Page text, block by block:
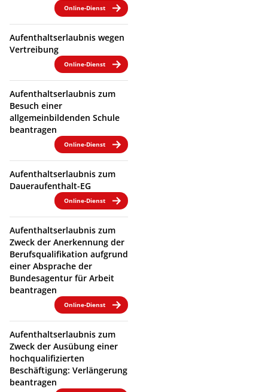
Online-Dienst
Aufenthaltserlaubnis wegen
Vertreibung
Online-Dienst
Aufenthaltserlaubnis zum
Besuch einer
allgemeinbildenden Schule
beantragen
Online-Dienst
Aufenthaltserlaubnis zum
Daueraufenthalt-EG
Online-Dienst
Aufenthaltserlaubnis zum
Zweck der Anerkennung der
Berufsqualifikation aufgrund
einer Absprache der
Bundesagentur für Arbeit
beantragen
Online-Dienst
Aufenthaltserlaubnis zum
Zweck der Ausübung einer
hochqualifizierten
Beschäftigung: Verlängerung
beantragen